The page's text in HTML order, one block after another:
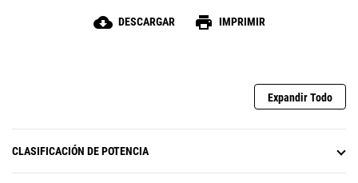
cloud_download DESCARGAR print IMPRIMIR
Expandir Todo
CLASIFICACIÓN DE POTENCIA